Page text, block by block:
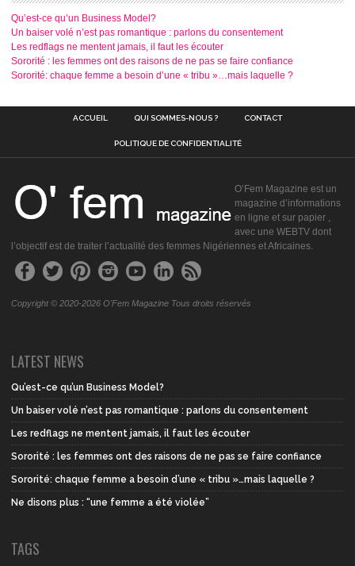
Qu’est-ce qu’un Business Model?
Un baiser volé n’est pas romantique : parlons du consentement
Les redflags ne mentent jamais, il faut les écouter
Sororité : les femmes ont des raisons de ne pas se faire confiance
Sororité: chaque femme a besoin d’une « tribu »…mais laquelle ?
ACCUEIL QUI SOMMES-NOUS ? CONTACT
POLITIQUE DE CONFIDENTIALITÉ
O’Fem Magazine est un
magazine d’informations
en ligne et sur papier ,
avec une WEBTV dont
l’objectif est de traiter l’actualité des femmes Nigériennes et Africaines.
Copyright © 2020-2026 O'Fem Magazine Tous droits réservés
LATEST NEWS
Qu’est-ce qu’un Business Model?
Un baiser volé n’est pas romantique : parlons du consentement
Les redflags ne mentent jamais, il faut les écouter
Sororité : les femmes ont des raisons de ne pas se faire confiance
Sororité: chaque femme a besoin d’une « tribu »…mais laquelle ?
Ne disons plus : “une femme a été violée”
TAGS